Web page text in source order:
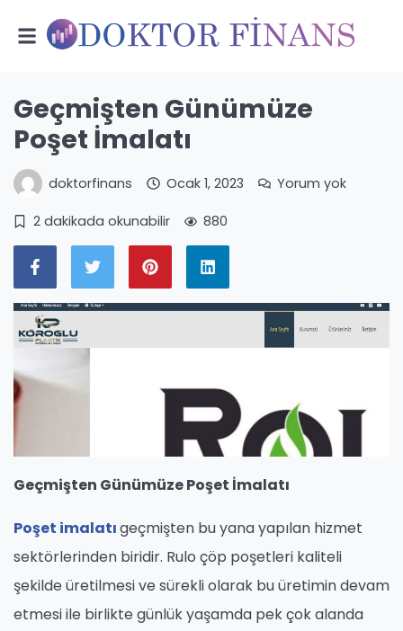
Geçmişten Günümüze
Poşet İmalatı
doktorfinans Ocak 1, 2023 Yorum yok
2 dakikada okunabilir 880
Geçmişten Günümüze Poşet İmalatı
Poşet imalatıgeçmişten bu yana yapılan hizmet
sektörlerinden biridir. Rulo çöp poşetleri kaliteli
şekilde üretilmesi ve sürekli olarak bu üretimin devam
etmesi ile birlikte günlük yaşamda pek çok alanda